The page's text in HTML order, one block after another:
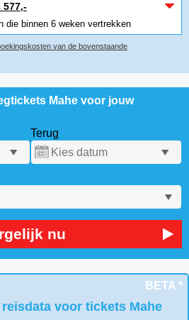
577,-
die binnen 6 weken vertrekken
van de bovenstaande
Mahe voor jouw
Terug
nu
BETA *
voor tickets Mahe